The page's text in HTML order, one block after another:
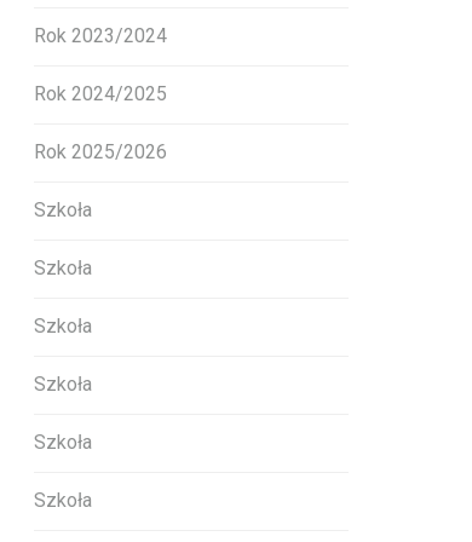
Rok 2023/2024
Rok 2024/2025
Rok 2025/2026
Szkoła
Szkoła
Szkoła
Szkoła
Szkoła
Szkoła